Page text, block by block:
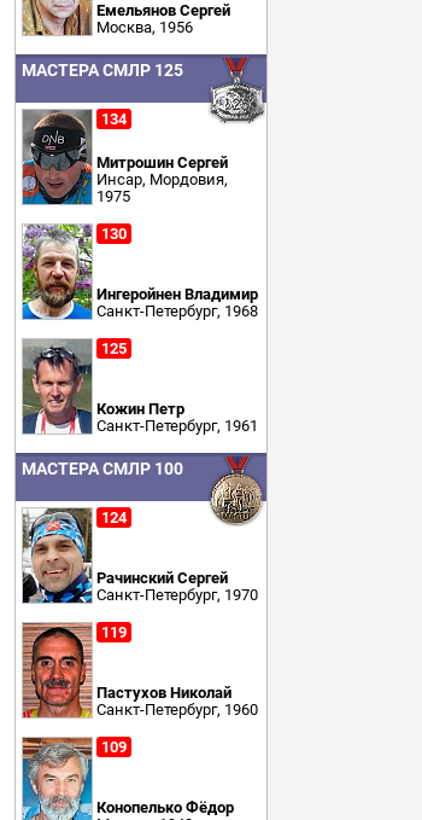
Емельянов Сергей
Москва, 1956
МАСТЕРА СМЛР 125
134
Митрошин Сергей
Инсар, Мордовия,
1975
130
Ингеройнен Владимир
Санкт-Петербург, 1968
125
Кожин Петр
Санкт-Петербург, 1961
МАСТЕРА СМЛР 100
124
Рачинский Сергей
Санкт-Петербург, 1970
119
Пастухов Николай
Санкт-Петербург, 1960
109
Конопелько Фёдор